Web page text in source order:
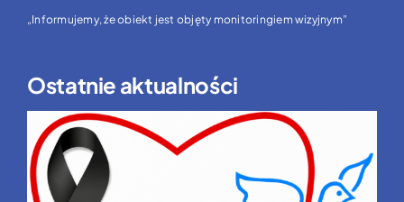
„Informujemy, że obiekt jest objęty monitoringiem wizyjnym”
Ostatnie aktualności